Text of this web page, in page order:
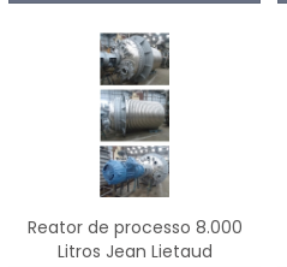
Reator de processo 8.000
Litros Jean Lietaud